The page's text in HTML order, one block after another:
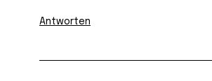
Antworten